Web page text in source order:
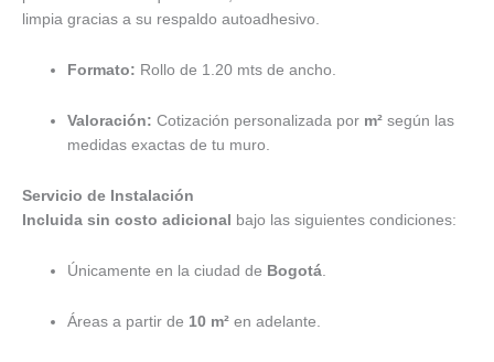
limpia gracias a su respaldo autoadhesivo.
Formato: Rollo de 1.20 mts de ancho.
Valoración: Cotización personalizada por m² según las
medidas exactas de tu muro.
Servicio de Instalación
Incluida sin costo adicional
bajo las siguientes condiciones:
Únicamente en la ciudad de Bogotá
Áreas a partir de 10 m² en adelante.